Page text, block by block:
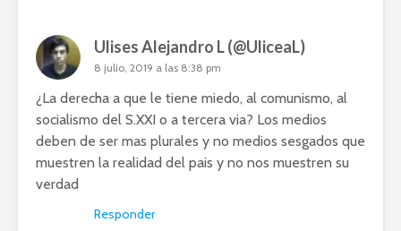
Ulises Alejandro L (@UliceaL)
8 julio, 2019 a las 8:38 pm
¿La derecha a que le tiene miedo, al comunismo, al
socialismo del S.XXI o a tercera via? Los medios
deben de ser mas plurales y no medios sesgados que
muestren la realidad del pais y no nos muestren su
verdad
Responder